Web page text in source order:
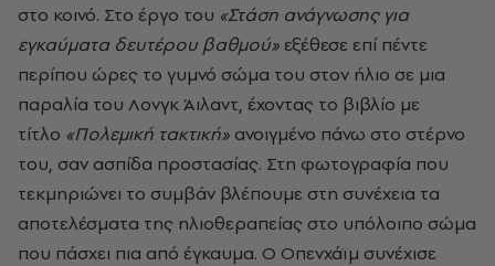
στο κοινό. Στο έργο του «Στάση ανάγνωσης για
εγκαύματα δευτέρου βαθμού» εξέθεσε επί πέντε
περίπου ώρες το γυμνό σώμα του στον ήλιο σε μια
παραλία του Λονγκ Άιλαντ, έχοντας το βιβλίο με
τίτλο «Πολεμική τακτική» ανοιγμένο πάνω στο στέρνο
του, σαν ασπίδα προστασίας. Στη φωτογραφία που
τεκμηριώνει το συμβάν βλέπουμε στη συνέχεια τα
αποτελέσματα της ηλιοθεραπείας στο υπόλοιπο σώμα
που πάσχει πια από έγκαυμα. Ο Οπενχάϊμ συνέχισε